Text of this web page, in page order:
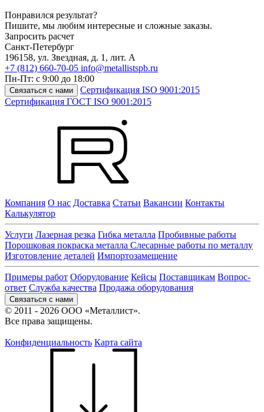
Понравился результат?
Пишите, мы любим интересные и сложные заказы.
Запросить расчет
Санкт-Петербург
196158, ул. Звездная, д. 1, лит. А
+7 (812) 660-70-05 info@metallistspb.ru
Пн-Пт: с 9:00 до 18:00
Связаться с нами
Сертификация ISO 9001:2015
Сертификация ГОСТ ISO 9001:2015
Компания О нас Доставка Статьи Вакансии Контакты
Калькулятор
Услуги Лазерная резка Гибка металла Пробивные работы
Порошковая покраска металла Слесарные работы по металлу
Изготовление деталей Импортозамещение
Примеры работ Оборудование Кейсы Поставщикам Вопрос-
ответ Служба качества Продажа оборудования
Связаться с нами
© 2011 - 2026 ООО «Металлист».
Все права защищены.
Конфиденциальность Карта сайта